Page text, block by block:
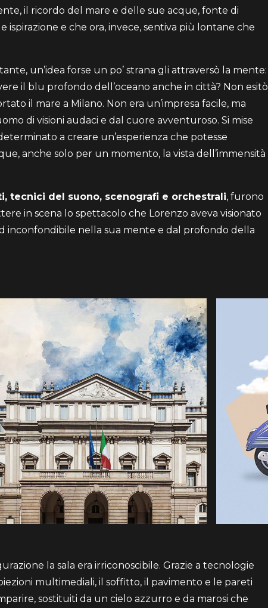
il ricordo del mare e delle sue acque, fonte di
ispirazione e che ora, invece, sentiva più lontane che
un’idea forse un po’ strana gli attraversò la mente:
il blu profondo dell’oceano anche in città? Non esitò
il mare a Milano. Non era un’impresa facile, ma
di visioni audaci e dal cuore avventuroso. Si mise
a creare un’esperienza che potesse
anche solo per un momento, la vista dell’immensità
tecnici del suono, scenografi e orchestrali, furono
in scena lo spettacolo che Lorenzo aveva visionato
inconfondibile nella sua mente e dal profondo della
la sala era irriconoscibile. Grazie a tecnologie
multimediali, il soffitto, il pavimento e le pareti
sostituiti da un cielo azzurro e da marosi che